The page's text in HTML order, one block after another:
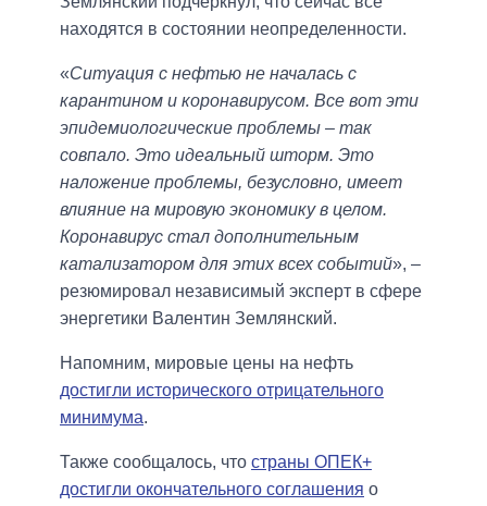
находятся в состоянии неопределенности.
«Ситуация с нефтью не началась с
карантином и коронавирусом. Все вот эти
эпидемиологические проблемы – так
совпало. Это идеальный шторм. Это
наложение проблемы, безусловно, имеет
влияние на мировую экономику в целом.
Коронавирус стал дополнительным
катализатором для этих всех событий», –
резюмировал независимый эксперт в сфере
энергетики Валентин Землянский.
Напомним, мировые цены на нефть
достигли исторического отрицательного
минимума.
Также сообщалось, что страны ОПЕК+
достигли окончательного соглашения о